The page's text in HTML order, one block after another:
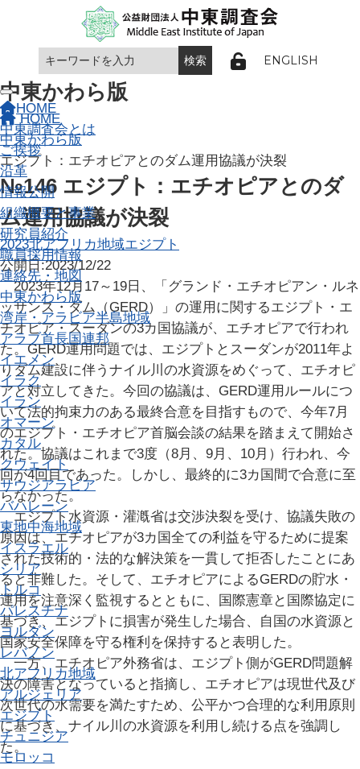
ENGLISH
Toggle navigation
HOME
中東調査会とは
ご挨拶
沿革
情報公開
組織概要と事業
研究員紹介
職員採用情報
連絡先・地図
中東かわら版
湾岸・アラビア半島地域
アラブ首長国連邦
イエメン
イラク
イラン
オマーン
カタル
クウェイト
サウジアラビア
バハレーン
東地中海地域
イスラエル
シリア
トルコ
パレスチナ
ヨルダン
レバノン
北アフリカ地域
アルジェリア
エジプト
チュニジア
モロッコ
中東かわら版
HOME
中東かわら版
エジプト：エチオピアとのダム運用協議が決裂
№146 エジプト：エチオピアとのダ
ム運用協議が決裂
2023北アフリカ地域エジプト
公開日:2023/12/22
2023年12月17～19日、「グランド・エチオピアン・ルネ
ッサンス・ダム（GERD）」の運用に関するエジプト・エ
チオピア・スーダンの3カ国協議が、エチオピアで行われ
た。GERD運用問題では、エジプトとスーダンが2011年よ
りダム建設に伴うナイル川の水資源をめぐって、エチオピ
アと対立してきた。今回の協議は、GERD運用ルールにつ
いて法的拘束力のある最終合意を目指すもので、今年7月
のエジプト・エチオピア首脳会談の結果を踏まえて開始さ
れた。協議はこれまで3度（8月、9月、10月）行われ、今
回が4回目であった。しかし、最終的に3カ国間で合意に至
らなかった。
エジプト水資源・灌漑省は交渉決裂を受け、協議失敗の
原因は、エチオピアが3カ国全ての利益を守るために提案
された技術的・法的な解決策を一貫して拒否したことにあ
ると非難した。そして、エチオピアによるGERDの貯水・
運用を注意深く監視するとともに、国際憲章と国際協定に
基づき、エジプトに損害が発生した場合、自国の水資源と
国家安全保障を守る権利を保持すると表明した。
一方、エチオピア外務省は、エジプト側がGERD問題解
決の障害となっていると指摘し、エチオピアは現世代及び
次世代の水需要を満たすため、公平かつ合理的な利用原則
に基づき、ナイル川の水資源を利用し続ける点を強調し
た。